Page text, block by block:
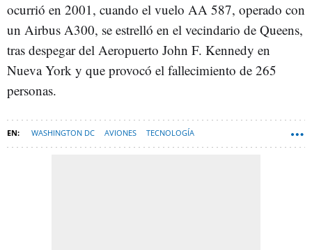
ocurrió en 2001, cuando el vuelo AA 587, operado con
un Airbus A300, se estrelló en el vecindario de Queens,
tras despegar del Aeropuerto John F. Kennedy en
Nueva York y que provocó el fallecimiento de 265
personas.
WASHINGTON DC AVIONES TECNOLOGÍA